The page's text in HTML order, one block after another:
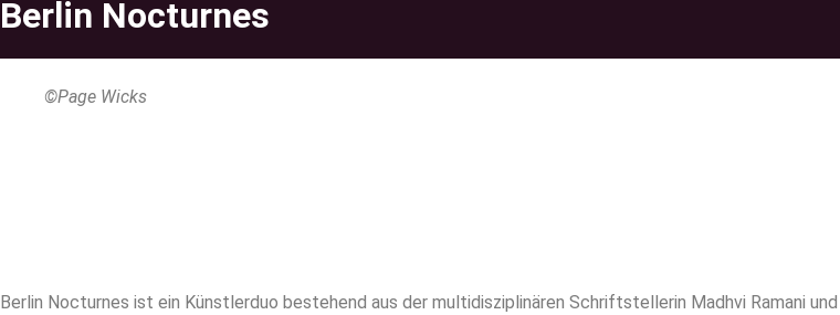
Berlin Nocturnes
©Page Wicks
Berlin Nocturnes ist ein Künstlerduo bestehend aus der multidisziplinären Schriftstellerin Madhvi Ramani